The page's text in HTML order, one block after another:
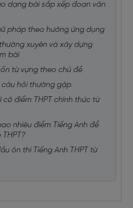
dạng bài sắp xếp đoạn văn
pháp theo hướng ứng dụng
xuyên và xây dựng
bài
từ vựng theo chủ đề
câu hỏi thường gặp
có điểm THPT chính thức từ
nhiêu điểm Tiếng Anh để
ôn thi Tiếng Anh THPT từ